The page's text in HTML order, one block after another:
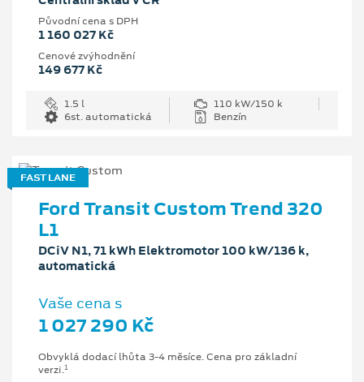
Původní cena s DPH
1 160 027 Kč
Cenové zvýhodnění
149 677 Kč
1.5 l
110 kW/150 k
6st. automatická
Benzín
FAST LANE
Ford Transit Custom Trend 320
L1
DCiV N1, 71 kWh Elektromotor 100 kW/136 k,
automatická
Vaše cena s
1 027 290 Kč
Obvyklá dodací lhůta 3-4 měsíce. Cena pro základní
verzi.1